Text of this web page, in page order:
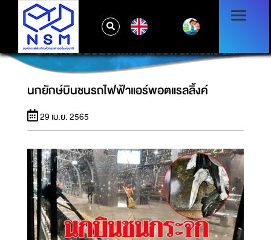
นกยักษ์บินชนรถไฟฟ้าแอร์พอตแรลลิ้งค์
นกยักษ์บินชนรถไฟฟ้าแอร์พอตแรลลิ้งค์
29 เม.ย. 2565